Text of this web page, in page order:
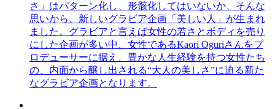
さ」はパターン化し、形骸化してはいないか、そんな
思いから、新しいグラビア企画「美しい人」が生まれ
ました。グラビアと言えば女性の若さとボディを売り
にした企画が多い中、女性であるKaori Oguriさんをプ
ロデューサーに据え、豊かな人生経験を持つ女性たち
の、内面から醸し出される“大人の美しさ”に迫る新た
なグラビア企画となります。